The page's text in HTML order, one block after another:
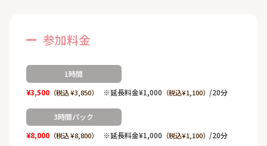
参加料金
1時間
¥3,500（税込 ¥3,850） ※延長料金¥1,000 （税込¥1,100） /20分
3時間パック
¥8,000（税込 ¥8,800） ※延長料金¥1,000 （税込¥1,100） /20分